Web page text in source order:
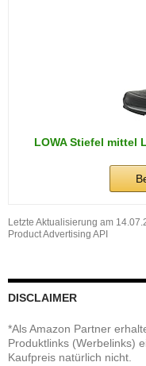
LOWA Stiefel mittel
Letzte Aktualisierung am
Product Advertising API
DISCLAIMER
*Als Amazon Partner
Produktlinks (Werbelinks)
Kaufpreis natürlich nicht.